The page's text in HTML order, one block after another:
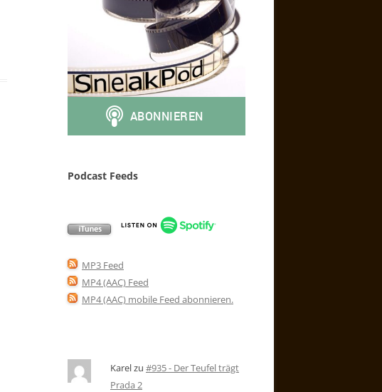
Podcast Feeds
MP3 Feed
MP4 (AAC) Feed
MP4 (AAC) mobile Feed abonnieren.
Karelzu #935 - Der Teufel trägt
Prada 2